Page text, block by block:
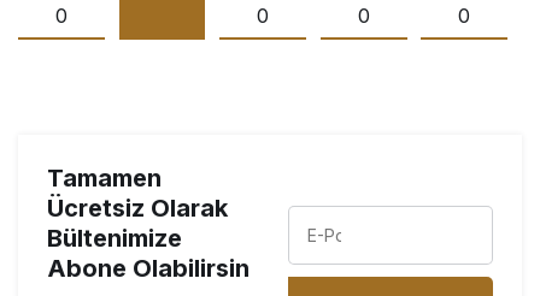
0 0 0 0
Tamamen
Ücretsiz Olarak
Bültenimize
Abone Olabilirsin